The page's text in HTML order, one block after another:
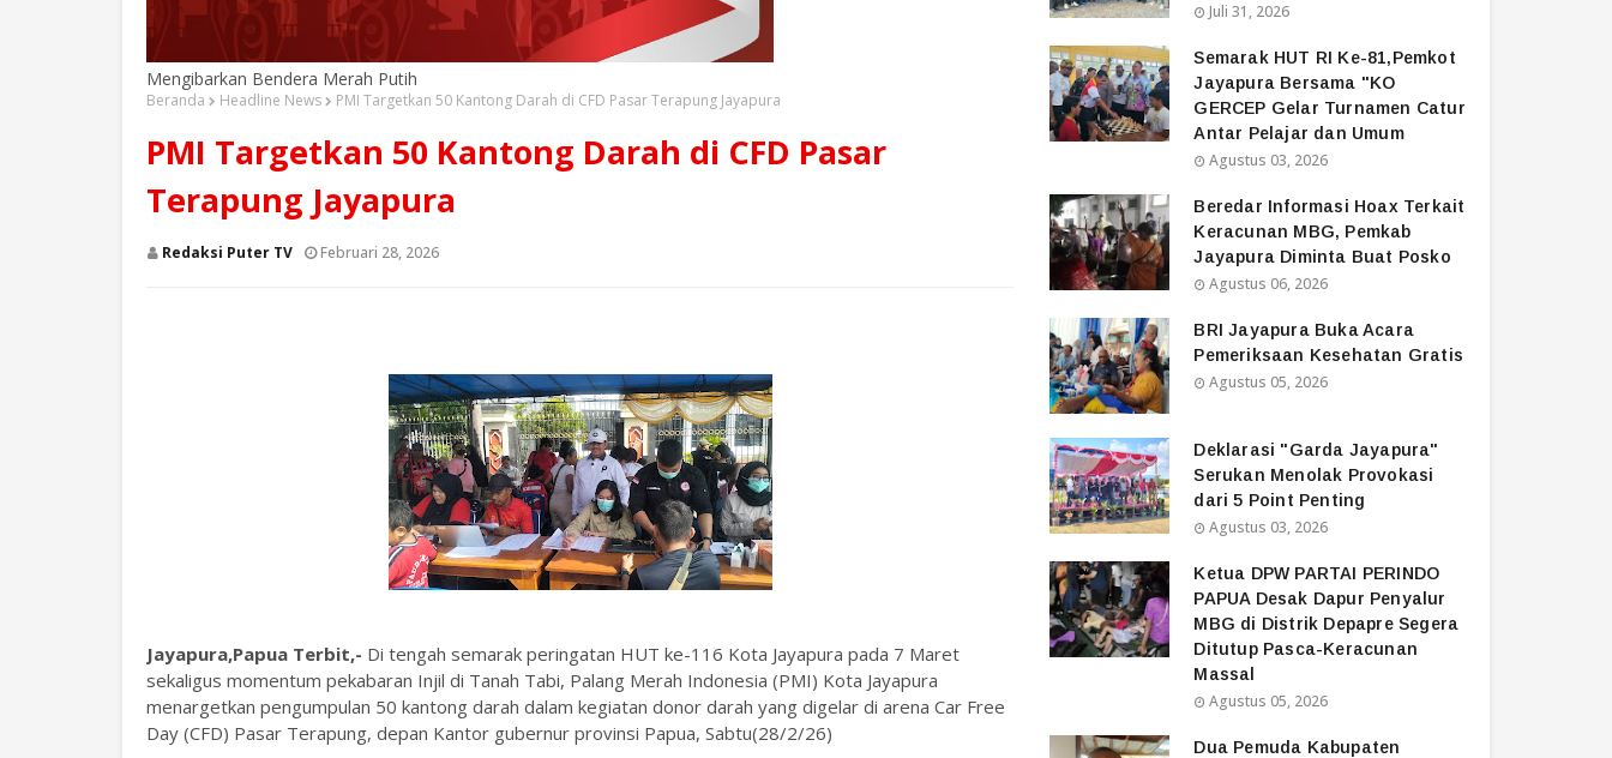
Mengibarkan Bendera Merah Putih
Beranda Headline News PMI Targetkan 50 Kantong Darah di CFD Pasar Terapung Jayapura
PMI Targetkan 50 Kantong Darah di CFD Pasar
Terapung Jayapura
Redaksi Puter TV Februari 28, 2026
Jayapura,Papua Terbit,- Di tengah semarak peringatan HUT ke-116 Kota Jayapura pada 7 Maret
sekaligus momentum pekabaran Injil di Tanah Tabi, Palang Merah Indonesia (PMI) Kota Jayapura
menargetkan pengumpulan 50 kantong darah dalam kegiatan donor darah yang digelar di arena Car Free
Day (CFD) Pasar Terapung, depan Kantor gubernur provinsi Papua, Sabtu(28/2/26)
Juli 31, 2026
Semarak HUT RI Ke-81,Pemkot
Jayapura Bersama "KO
GERCEP Gelar Turnamen Catur
Antar Pelajar dan Umum
Agustus 03, 2026
Beredar Informasi Hoax Terkait
Keracunan MBG, Pemkab
Jayapura Diminta Buat Posko
Agustus 06, 2026
BRI Jayapura Buka Acara
Pemeriksaan Kesehatan Gratis
Agustus 05, 2026
Deklarasi "Garda Jayapura"
Serukan Menolak Provokasi
dari 5 Point Penting
Agustus 03, 2026
Ketua DPW PARTAI PERINDO
PAPUA Desak Dapur Penyalur
MBG di Distrik Depapre Segera
Ditutup Pasca-Keracunan
Massal
Agustus 05, 2026
Dua Pemuda Kabupaten